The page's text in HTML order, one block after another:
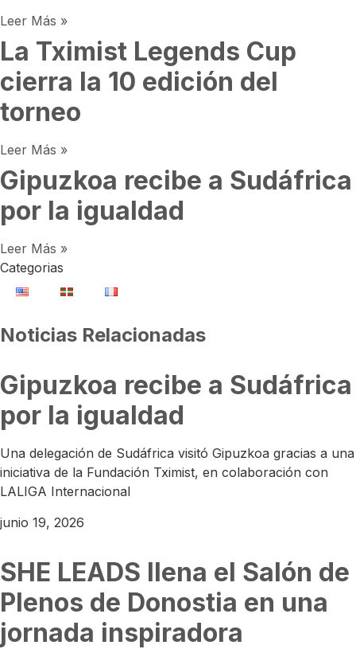
Leer Más »
La Tximist Legends Cup
cierra la 10 edición del
torneo
Leer Más »
Gipuzkoa recibe a Sudáfrica
por la igualdad
Leer Más »
Categorias
Noticias Relacionadas
Gipuzkoa recibe a Sudáfrica
por la igualdad
Una delegación de Sudáfrica visitó Gipuzkoa gracias a una
iniciativa de la Fundación Tximist, en colaboración con
LALIGA Internacional
junio 19, 2026
SHE LEADS llena el Salón de
Plenos de Donostia en una
jornada inspiradora